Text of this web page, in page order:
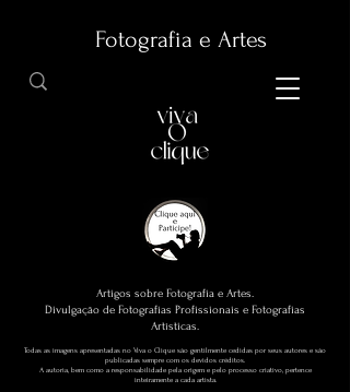
Fotografia e Artes
Artigos sobre Fotografia e Artes.
Divulgação de Fotografias Profissionais e Fotografias
Artísticas.
Todas as imagens apresentadas no Viva o Clique são gentilmente cedidas por seus autores e são
publicadas sempre com os devidos créditos.
A autoria, bem como a responsabilidade pela origem e pelo processo criativo, pertence
inteiramente a cada artista.